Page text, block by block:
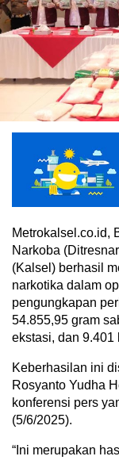
Metrokalsel.co.id,
Narkoba
(Kalsel) berhasil
narkotika dalam
pengungkapan
54.855,95 gram
ekstasi, dan 9.401
Keberhasilan ini
Rosyanto Yudha
konferensi pers
(5/6/2025).
“Ini merupakan